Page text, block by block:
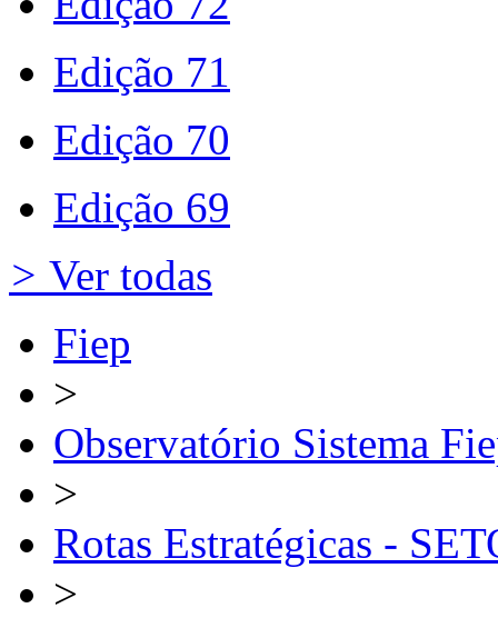
Edição 71
Edição 70
Edição 69
> Ver todas
Fiep
>
Observatório Sistema
>
Rotas Estratégicas -
>